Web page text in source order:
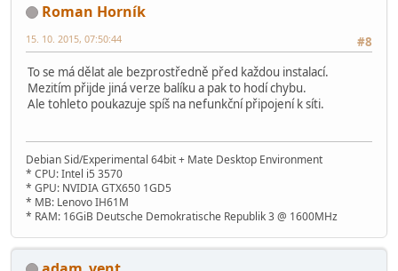
Roman Horník
#8
15. 10. 2015, 07:50:44
To se má dělat ale bezprostředně před každou instalací.
Mezitím přijde jiná verze balíku a pak to hodí chybu.
Ale tohleto poukazuje spíš na nefunkční připojení k síti.
Debian Sid/Experimental 64bit + Mate Desktop Environment
* CPU: Intel i5 3570
* GPU: NVIDIA GTX650 1GD5
* MB: Lenovo IH61M
* RAM: 16GiB Deutsche Demokratische Republik 3 @ 1600MHz